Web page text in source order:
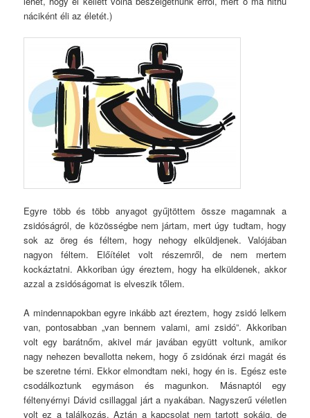
náciként éli az életét.)
Egyre több és több anyagot gyűjtöttem össze magamnak a
zsidóságról, de közösségbe nem jártam, mert úgy tudtam, hogy
sok az öreg és féltem, hogy nehogy elküldjenek. Valójában
nagyon féltem. Előítélet volt részemről, de nem mertem
kockáztatni. Akkoriban úgy éreztem, hogy ha elküldenek, akkor
azzal a zsidóságomat is elveszik tőlem.
A mindennapokban egyre inkább azt éreztem, hogy zsidó lelkem
van, pontosabban „van bennem valami, ami zsidó”. Akkoriban
volt egy barátnőm, akivel már javában együtt voltunk, amikor
nagy nehezen bevallotta nekem, hogy ő zsidónak érzi magát és
be szeretne térni. Ekkor elmondtam neki, hogy én is. Egész este
csodálkoztunk egymáson és magunkon. Másnaptól egy
féltenyérnyi Dávid csillaggal járt a nyakában. Nagyszerű véletlen
volt ez a találkozás. Aztán a kapcsolat nem tartott sokáig, de